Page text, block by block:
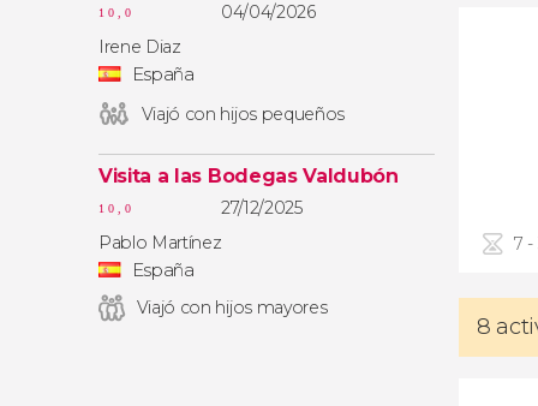
10,0
04/04/2026
Irene Diaz
España
Viajó con hijos pequeños
Visita a las Bodegas Valdubón
10,0
27/12/2025
Pablo Martínez
España
Viajó con hijos mayores
7 -
8